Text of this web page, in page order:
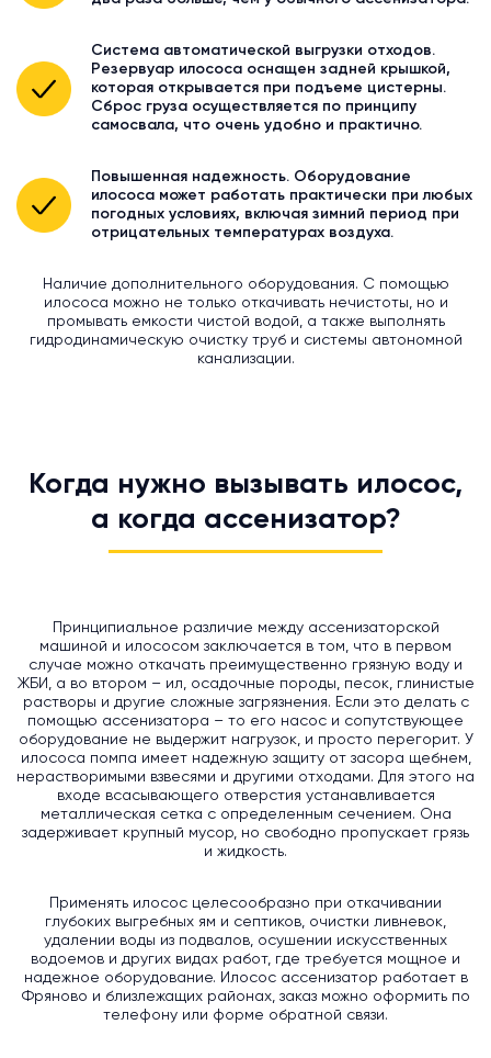
Система автоматической выгрузки отходов.
Резервуар илососа оснащен задней крышкой,
которая открывается при подъеме цистерны.
Сброс груза осуществляется по принципу
самосвала, что очень удобно и практично.
Повышенная надежность. Оборудование
илососа может работать практически при любых
погодных условиях, включая зимний период при
отрицательных температурах воздуха.
Наличие дополнительного оборудования. С помощью
илососа можно не только откачивать нечистоты, но и
промывать емкости чистой водой, а также выполнять
гидродинамическую очистку труб и системы автономной
канализации.
Когда нужно вызывать илосос,
а когда ассенизатор?
Принципиальное различие между ассенизаторской
машиной и илососом заключается в том, что в первом
случае можно откачать преимущественно грязную воду и
ЖБИ, а во втором – ил, осадочные породы, песок, глинистые
растворы и другие сложные загрязнения. Если это делать с
помощью ассенизатора – то его насос и сопутствующее
оборудование не выдержит нагрузок, и просто перегорит. У
илососа помпа имеет надежную защиту от засора щебнем,
нерастворимыми взвесями и другими отходами. Для этого на
входе всасывающего отверстия устанавливается
металлическая сетка с определенным сечением. Она
задерживает крупный мусор, но свободно пропускает грязь
и жидкость.
Применять илосос целесообразно при откачивании
глубоких выгребных ям и септиков, очистки ливневок,
удалении воды из подвалов, осушении искусственных
водоемов и других видах работ, где требуется мощное и
надежное оборудование. Илосос ассенизатор работает в
Фряново и близлежащих районах, заказ можно оформить по
телефону или форме обратной связи.